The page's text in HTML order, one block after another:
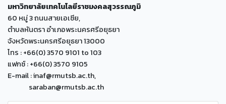
มหาวิทยาลัยเทคโนโลยีราชมงคลสุวรรณภูมิ
60 หมู่ 3 ถนนสายเอเซีย,
ตำบลหันตรา อำเภอพระนครศรีอยุธยา
จังหวัดพระนครศรีอยุธยา 13000
โทร : +66(0) 3570 9101 to 103
แฟกซ์ : +66(0) 3570 9105
E-mail : inaf@rmutsb.ac.th,
saraban@rmutsb.ac.th